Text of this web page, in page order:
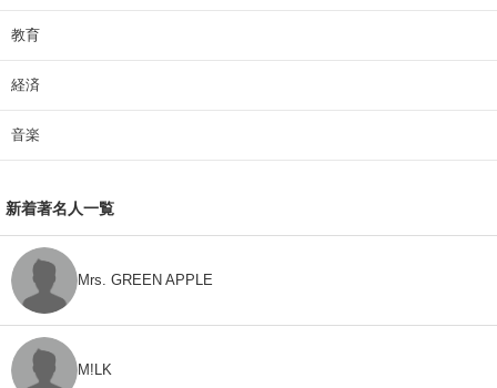
教育
経済
音楽
新着著名人一覧
Mrs. GREEN APPLE
M!LK